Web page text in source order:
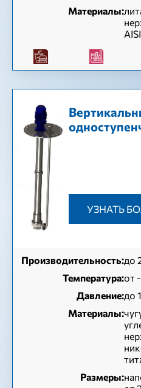
Материалы:
УЗНАТЬ
Производительность:до
Температура:от
Давление:до
Материалы:
Размеры: